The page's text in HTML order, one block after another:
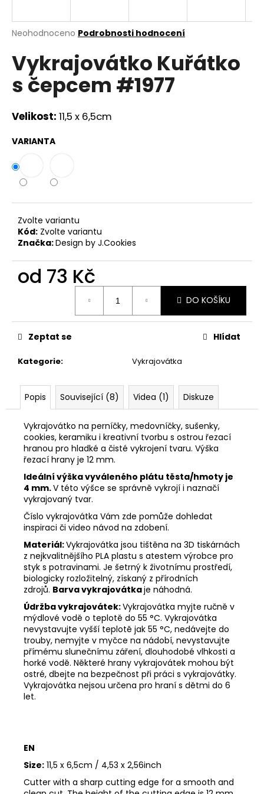
Průměrné
produktu
je
z
hvězdiček.
Neohodnoceno Podrobnosti hodnocení
Vykrajovátko Kuřátko
s čepcem #1977
Velikost: 11,5 x 6,5cm
VARIANTA
Zvolte variantu
Kód: Zvolte variantu
Značka:Design by J.Cookies
od 73 Kč
DO KOŠÍKU
Kategorie: Vykrajovátka
Zeptat se Hlídat
Popis Související (8) Videa (1) Diskuze
Vykrajovátko na perníčky, medovníčky, sušenky,
cookies, keramiku i kreativní tvorbu s ostrou řezací
hranou pro hladké a čisté vykrojení tvaru. Výška
řezací hrany je 12 mm.
Ideální výška vyváleného plátu těsta/hmoty je
4 mm.V této výšce se správně vykrojí i naznačí
vykrajovaný tvar.
Číslo vykrajovátka Vám zde pomůže dohledat
inspiraci či video návod na zdobení.
Materiál:Vykrajovátka jsou tištěna na 3D tiskárnách
z nejkvalitnějšího PLA plastu s atestem výrobce pro
styk s potravinami. Je šetrný k životnímu prostředí,
biologicky rozložitelný, získaný z přírodních
zdrojů. Barva vykrajovátkaje náhodná.
Údržba vykrajovátek:Vykrajovátka myjte ručně v
mýdlové vodě o teplotě do 55 °C. Vykrajovátka
nevystavujte vyšší teplotě jak 55 °C, nedávejte do
trouby, nemyjte v myčce na nádobí, nevystavujte
přímému slunečnímu záření, dlouhodobé vlhkosti a
horké vodě. Některé hrany vykrajovátek mohou být
ostré, dbejte na bezpečnost při práci s vykrajovátky.
Vykrajovátka nejsou určena pro hraní s dětmi do 6
let.
EN
Size: 11,5 x 6,5cm / 4,53 x 2,56inch
Cutter with a sharp cutting edge for a smooth and
j
t
?
D
o
p
o
č
u
m
e
VYKRAJOVÁTKA
VÁNOCE
#1843
53
Kč